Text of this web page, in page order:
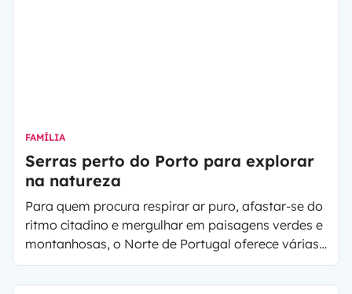
FAMÍLIA
Serras perto do Porto para explorar
na natureza
Para quem procura respirar ar puro, afastar-se do
ritmo citadino e mergulhar em paisagens verdes e
montanhosas, o Norte de Portugal oferece várias
serras que merecem ser visitadas. Perto do Porto,